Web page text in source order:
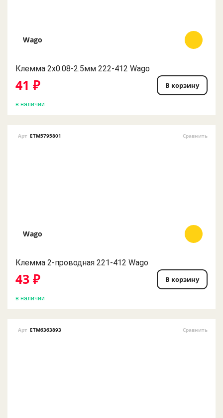
Wago
Клемма 2х0.08-2.5мм 222-412 Wago
41 ₽ В корзину
в наличии
Арт ETM5795801 Сравнить
Wago
Клемма 2-проводная 221-412 Wago
43 ₽ В корзину
в наличии
Арт ETM6363893 Сравнить